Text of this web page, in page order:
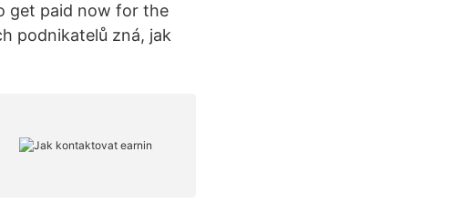
get paid now for the
podnikatelů zná, jak